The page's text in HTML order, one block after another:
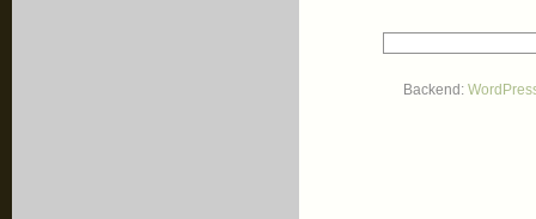
Backend: